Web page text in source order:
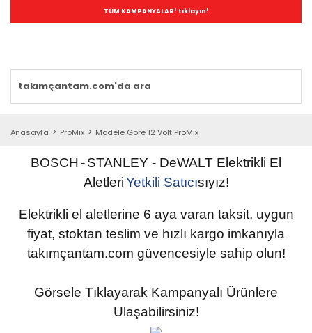
TÜM KAMPANYALAR! tıklayın!
Anasayfa ProMix Modele Göre 12 Volt ProMix
BOSCH-STANLEY - DeWALT Elektrikli El
AletleriYetkili Satıcısıyız!
Elektrikli el aletlerine 6 aya varan taksit, uygun
fiyat, stoktan teslim ve hızlı kargo imkanıyla
takımçantam.com güvencesiyle sahip olun!
Görsele Tıklayarak Kampanyalı Ürünlere
Ulaşabilirsiniz!